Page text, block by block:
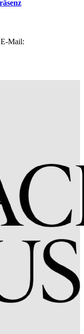
E-Mail: